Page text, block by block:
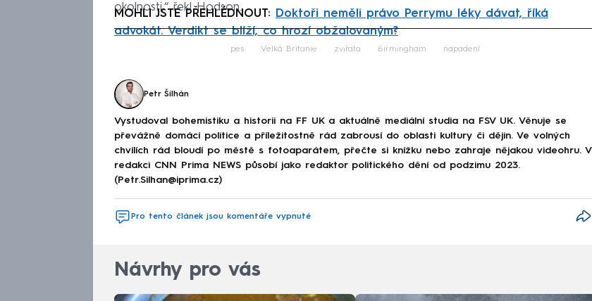
okolnosti,“ řekl Hodson.
MOHLI JSTE PŘEHLÉDNOUT:
Doktoři neměli právo Perrymu léky dávat, říká
advokát. Verdikt se blíží, co hrozí obžalovaným?
Failed to fetch
pes Velká Británie zvířata Birmingham napadení
Petr Šilhán
Vystudoval bohemistiku a historii na FF UK a aktuálně mediální studia na FSV UK. Věnuje se
převážně domácí politice a příležitostně rád zabrousí do oblasti kultury či dějin. Ve volných
chvílích rád bloudí po městě s fotoaparátem, přečte si knížku nebo zahraje nějakou videohru. V
redakci CNN Prima NEWS působí jako redaktor politického dění od podzimu 2023.
(Petr.Silhan@iprima.cz)
Pro tento článek jsou komentáře vypnuté
Návrhy pro vás